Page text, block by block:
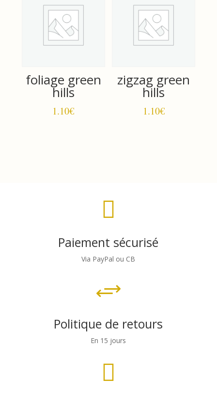
foliage green
hills
1.10€
zigzag green
hills
1.10€

Paiement sécurisé
Via PayPal ou CB
+
Politique de retours
En 15 jours
